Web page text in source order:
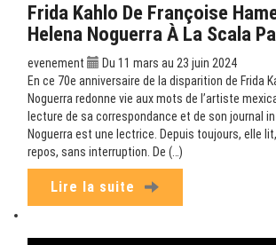
Frida Kahlo De Françoise
Helena Noguerra À La Scala
evenement
Du 11 mars au 23 juin 2024
En ce 70e anniversaire de la disparition de Frida
Noguerra redonne vie aux mots de l’artiste
lecture de sa correspondance et de son journal
Noguerra est une lectrice. Depuis toujours, elle
repos, sans interruption. De (…)
Lire la suite